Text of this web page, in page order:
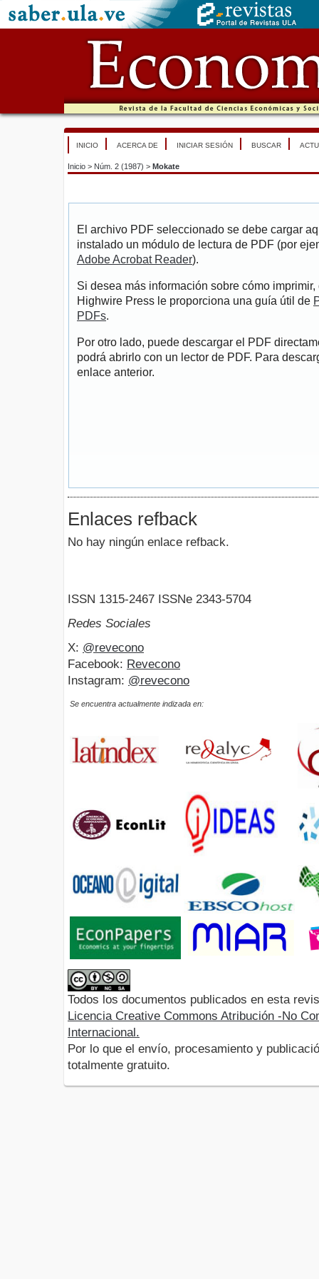
INICIO ACERCA DE INICIAR SESIÓN BUSCAR
Inicio > Núm. 2 (1987) > Mokate
El archivo PDF seleccionado se debe cargar
instalado un módulo de lectura de PDF (por
Adobe Acrobat Reader).
Si desea más información sobre cómo
Highwire Press le proporciona una guía útil de
PDFs.
Por otro lado, puede descargar el PDF
podrá abrirlo con un lector de PDF. Para
enlace anterior.
Enlaces refback
No hay ningún enlace refback.
ISSN 1315-2467 ISSNe 2343-5704
Redes Sociales
X: @revecono
Facebook: Revecono
Instagram: @revecono
Se encuentra actualmente indizada en:
Todos los documentos publicados en esta
Licencia Creative Commons Atribución -No
Internacional.
Por lo que el envío, procesamiento y
totalmente gratuito.